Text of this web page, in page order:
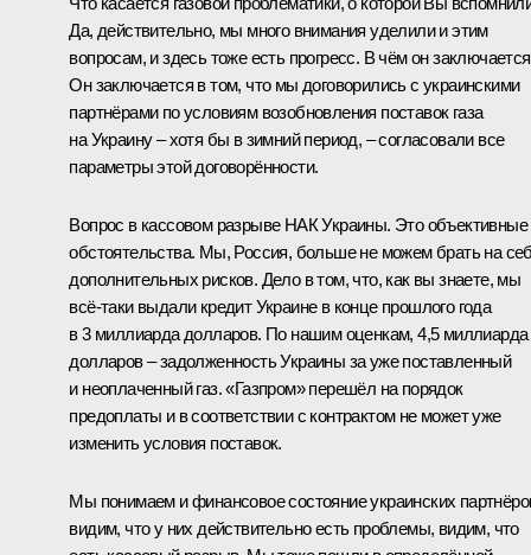
Да, действительно, мы много внимания уделили и этим
вопросам, и здесь тоже есть прогресс. В чём он
Он заключается в том, что мы договорились с украинскими
партнёрами по условиям возобновления поставок газа
на Украину – хотя бы в зимний период, – согласовали все
параметры этой договорённости.
Вопрос в кассовом разрыве НАК Украины. Это объективные
обстоятельства. Мы, Россия, больше не можем брать на
дополнительных рисков. Дело в том, что, как вы знаете, мы
всё‑таки выдали кредит Украине в конце прошлого года
в 3 миллиарда долларов. По нашим оценкам, 4,5 миллиарда
долларов – задолженность Украины за уже поставленный
и неоплаченный газ. «Газпром» перешёл на порядок
предоплаты и в соответствии с контрактом не может уже
изменить условия поставок.
Мы понимаем и финансовое состояние украинских
видим, что у них действительно есть проблемы, видим, что